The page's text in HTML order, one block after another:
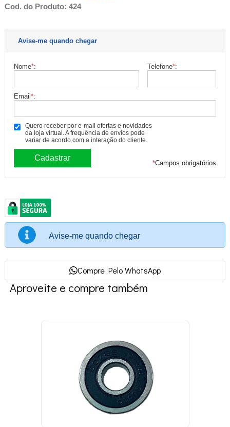
Cod. do Produto: 424
Avise-me quando chegar
Nome*: Telefone*:
Email*:
Quero receber por e-mail ofertas e novidades
da loja virtual. A frequência de envios pode
variar de acordo com a interação do cliente.
*Campos obrigatórios
Avise-me quando chegar
Compre Pelo WhatsApp
Aproveite e compre também